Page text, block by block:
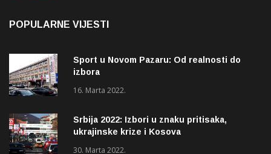
POPULARNE VIJESTI
Sport u Novom Pazaru: Od realnosti do
izbora
16. Marta 2022.
Srbija 2022: Izbori u znaku pritisaka,
ukrajinske krize i Kosova
30. Marta 2022.